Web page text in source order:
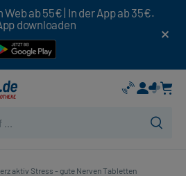
ab 55€ | In der App ab 35€.
downloaden
aktiv Stress - gute Nerven Tabletten